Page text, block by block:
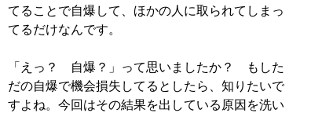
てることで自爆して、ほかの人に取られてしまっ
てるだけなんです。
「えっ？ 自爆？」って思いましたか？ もした
だの自爆で機会損失してるとしたら、知りたいで
すよね。今回はその結果を出している原因を洗い